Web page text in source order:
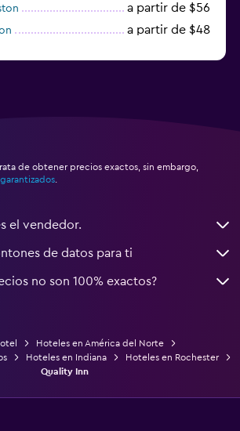
a partir de $56
a partir de $48
de obtener precios exactos, sin embargo,
el vendedor.
de datos para ti
no son 100% exactos?
Hoteles en América del Norte
Hoteles en Indiana
Hoteles en Rochester
Quality Inn